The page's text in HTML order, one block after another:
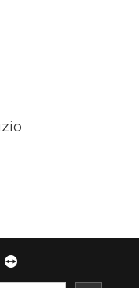
paypalteamviewer